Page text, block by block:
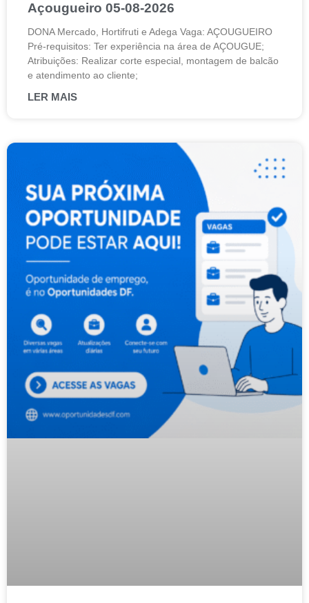
Açougueiro 05-08-2026
DONA Mercado, Hortifruti e Adega Vaga: AÇOUGUEIRO
Pré-requisitos: Ter experiência na área de AÇOUGUE;
Atribuições: Realizar corte especial, montagem de balcão
e atendimento ao cliente;
LER MAIS